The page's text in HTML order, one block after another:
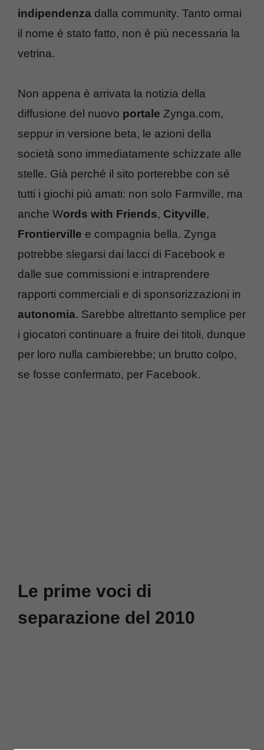
indipendenza dalla community. Tanto ormai
il nome è stato fatto, non è più necessaria la
vetrina.
Non appena è arrivata la notizia della
diffusione del nuovo portale Zynga.com,
seppur in versione beta, le azioni della
società sono immediatamente schizzate alle
stelle. Già perché il sito porterebbe con sé
tutti i giochi più amati: non solo Farmville, ma
anche Words with Friends, Cityville,
Frontierville e compagnia bella. Zynga
potrebbe slegarsi dai lacci di Facebook e
dalle sue commissioni e intraprendere
rapporti commerciali e di sponsorizzazioni in
autonomia. Sarebbe altrettanto semplice per
i giocatori continuare a fruire dei titoli, dunque
per loro nulla cambierebbe; un brutto colpo,
se fosse confermato, per Facebook.
Le prime voci di
separazione del 2010